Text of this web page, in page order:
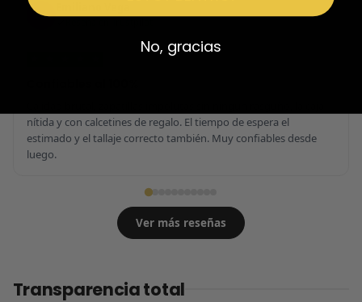
EV
nítida y con calcetines de regalo. El tiempo de espera el
estimado y el tallaje correcto también. Muy confiables desde
luego.
Ver más reseñas
Transparencia total
No, gracias